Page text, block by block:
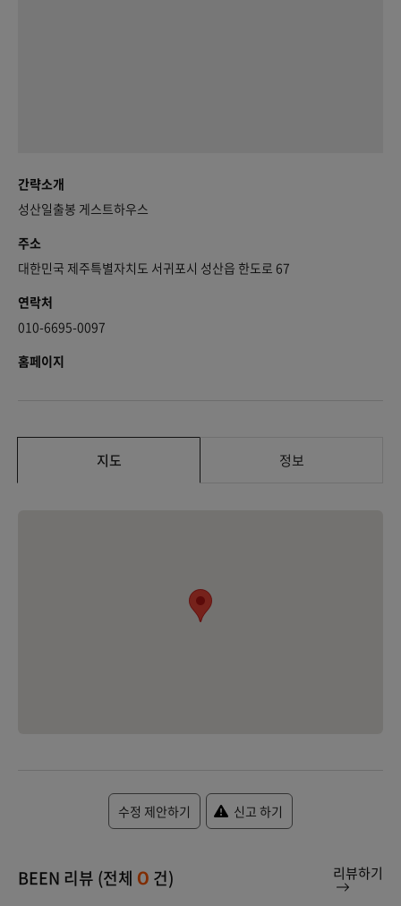
간략소개
성산일출봉 게스트하우스
주소
대한민국 제주특별자치도 서귀포시 성산읍 한도로 67
연락처
010-6695-0097
홈페이지
지도 정보
수정 제안하기 신고 하기
BEEN 리뷰 (전체 0 건) 리뷰하기